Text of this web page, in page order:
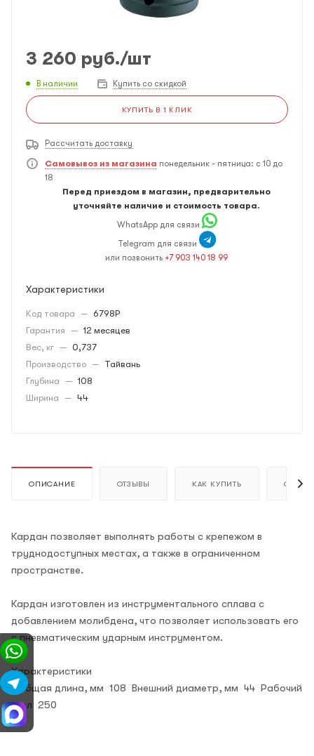
3 260 руб./шт
В наличии Купить со скидкой
КУПИТЬ В 1 КЛИК
Рассчитать доставку
Самовывоз из магазина понедельник - пятница: с 10 до
18
Перед приездом в магазин, предварительно
уточняйте наличие и стоимость товара.
WhatsApp для связи
Telegram для связи
или позвонить +7 903 140 18 99
Характеристики
Код товара — 6798P
Гарантия — 12 месяцев
Вес, кг — 0,737
Производство — Тайвань
Глубина — 108
Ширина — 44
ОПИСАНИЕ ОТЗЫВЫ КАК КУПИТЬ ОПЛАТА
Кардан позволяет выполнять работы с крепежом в
труднодоступных местах, а также в ограниченном
пространстве.
Кардан изготовлен из инструментального сплава с
добавлением молибдена, что позволяет использовать его
с пневматическим ударным инструментом.
Характеристики
Общая длина, мм 108 Внешний диаметр, мм 44 Рабочий
угол 250